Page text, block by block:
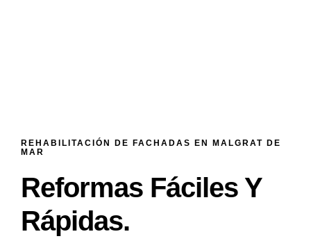
REHABILITACIÓN DE FACHADAS EN MALGRAT DE
MAR
Reformas Fáciles Y
Rápidas.